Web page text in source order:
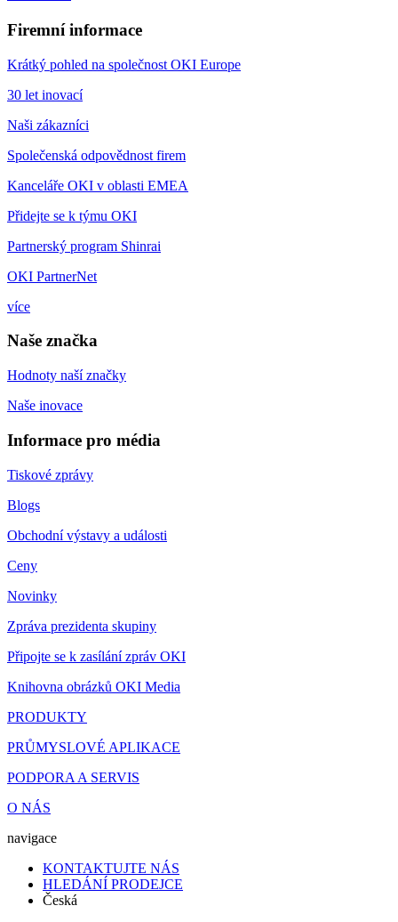
Firemní informace
Krátký pohled na společnost OKI Europe
30 let inovací
Naši zákazníci
Společenská odpovědnost firem
Kanceláře OKI v oblasti EMEA
Přidejte se k týmu OKI
Partnerský program Shinrai
OKI PartnerNet
více
Naše značka
Hodnoty naší značky
Naše inovace
Informace pro média
Tiskové zprávy
Blogs
Obchodní výstavy a události
Ceny
Novinky
Zpráva prezidenta skupiny
Připojte se k zasílání zpráv OKI
Knihovna obrázků OKI Media
PRODUKTY
PRŮMYSLOVÉ APLIKACE
PODPORA A SERVIS
O NÁS
navigace
KONTAKTUJTE NÁS
HLEDÁNÍ PRODEJCE
Česká